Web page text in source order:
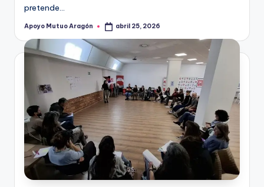
pretende…
Publicado
Apoyo Mutuo Aragón abril 25, 2026